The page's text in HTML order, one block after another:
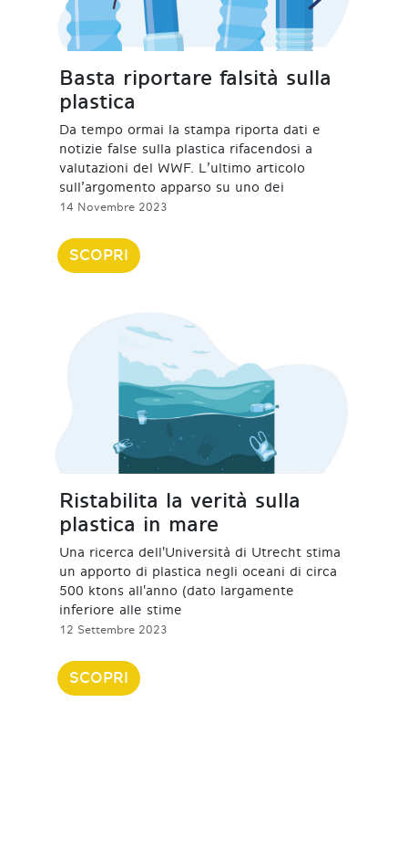
Basta riportare falsità sulla
plastica
Da tempo ormai la stampa riporta dati e
notizie false sulla plastica rifacendosi a
valutazioni del WWF. L’ultimo articolo
sull’argomento apparso su uno dei
14 Novembre 2023
SCOPRI
Ristabilita la verità sulla
plastica in mare
Una ricerca dell'Università di Utrecht stima
un apporto di plastica negli oceani di circa
500 ktons all'anno (dato largamente
inferiore alle stime
12 Settembre 2023
SCOPRI